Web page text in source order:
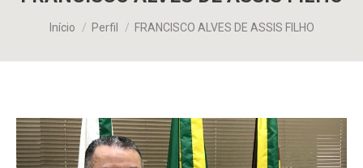
Início Perfil FRANCISCO ALVES DE ASSIS FILHO